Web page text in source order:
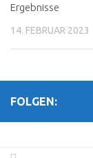
Ergebnisse
14. FEBRUAR 2023
FOLGEN: